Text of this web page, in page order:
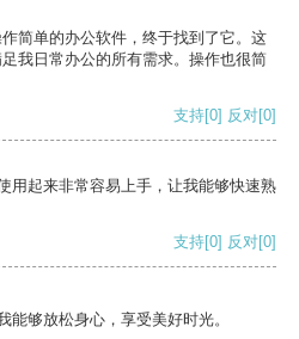
简单的办公软件，终于找到了它。这
我日常办公的所有需求。操作也很简
支持[0] 反对[0]
用起来非常容易上手，让我能够快速熟
支持[0] 反对[0]
能够放松身心，享受美好时光。